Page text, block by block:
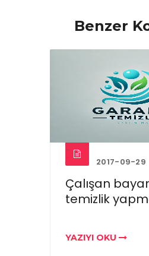
Benzer
2017-09-29
Çalışan
temizlik
YAZIYI OKU